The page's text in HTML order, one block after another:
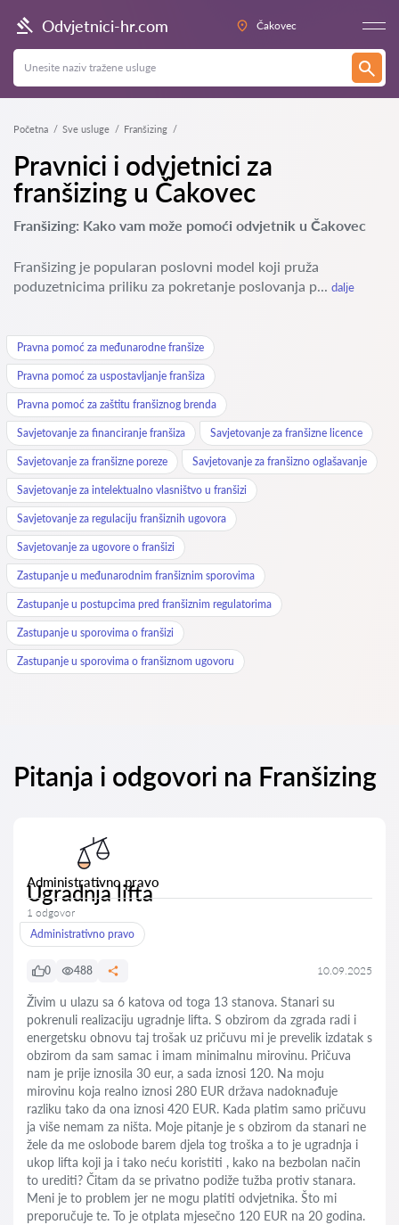
Odvjetnici-hr.com Čakovec
Početna Sve usluge Franšizing
Pravnici i odvjetnici za
franšizing u Čakovec
Franšizing: Kako vam može pomoći odvjetnik u Čakovec
Franšizing je popularan poslovni model koji pruža
poduzetnicima priliku za pokretanje poslovanja p... dalje
Pravna pomoć za međunarodne franšize
Pravna pomoć za uspostavljanje franšiza
Pravna pomoć za zaštitu franšiznog brenda
Savjetovanje za financiranje franšiza Savjetovanje za franšizne licence
Savjetovanje za franšizne poreze Savjetovanje za franšizno oglašavanje
Savjetovanje za intelektualno vlasništvo u franšizi
Savjetovanje za regulaciju franšiznih ugovora
Savjetovanje za ugovore o franšizi
Zastupanje u međunarodnim franšiznim sporovima
Zastupanje u postupcima pred franšiznim regulatorima
Zastupanje u sporovima o franšizi
Zastupanje u sporovima o franšiznom ugovoru
Pitanja i odgovori na Franšizing
Administrativno pravo
Ugradnja lifta
1 odgovor
Administrativno pravo
0 488 10.09.2025
Živim u ulazu sa 6 katova od toga 13 stanova. Stanari su
pokrenuli realizaciju ugradnje lifta. S obzirom da zgrada radi i
energetsku obnovu taj trošak uz pričuvu mi je prevelik izdatak s
obzirom da sam samac i imam minimalnu mirovinu. Pričuva
nam je prije iznosila 30 eur, a sada iznosi 120. Na moju
mirovinu koja realno iznosi 280 EUR država nadoknađuje
razliku tako da ona iznosi 420 EUR. Kada platim samo pričuvu
ja više nemam za ništa. Moje pitanje je s obzirom da stanari ne
žele da me oslobode barem djela tog troška a to je ugradnja i
ukop lifta koji ja i tako neću koristiti , kako na bezbolan način
to urediti? Čitam da se privatno podiže tužba protiv stanara.
Meni je to problem jer ne mogu platiti odvjetnika. Što mi
preporučuje te. To je otplata mjesečno 120 EUR na 20 godina.